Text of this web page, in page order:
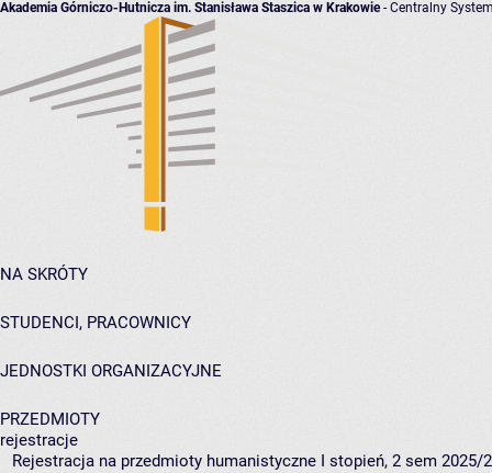
Akademia Górniczo-Hutnicza im. Stanisława Staszica w Krakowie- Centralny
NA SKRÓTY
STUDENCI, PRACOWNICY
JEDNOSTKI ORGANIZACYJNE
PRZEDMIOTY
rejestracje
Rejestracja na przedmioty humanistyczne I stopień, 2 sem 2025/